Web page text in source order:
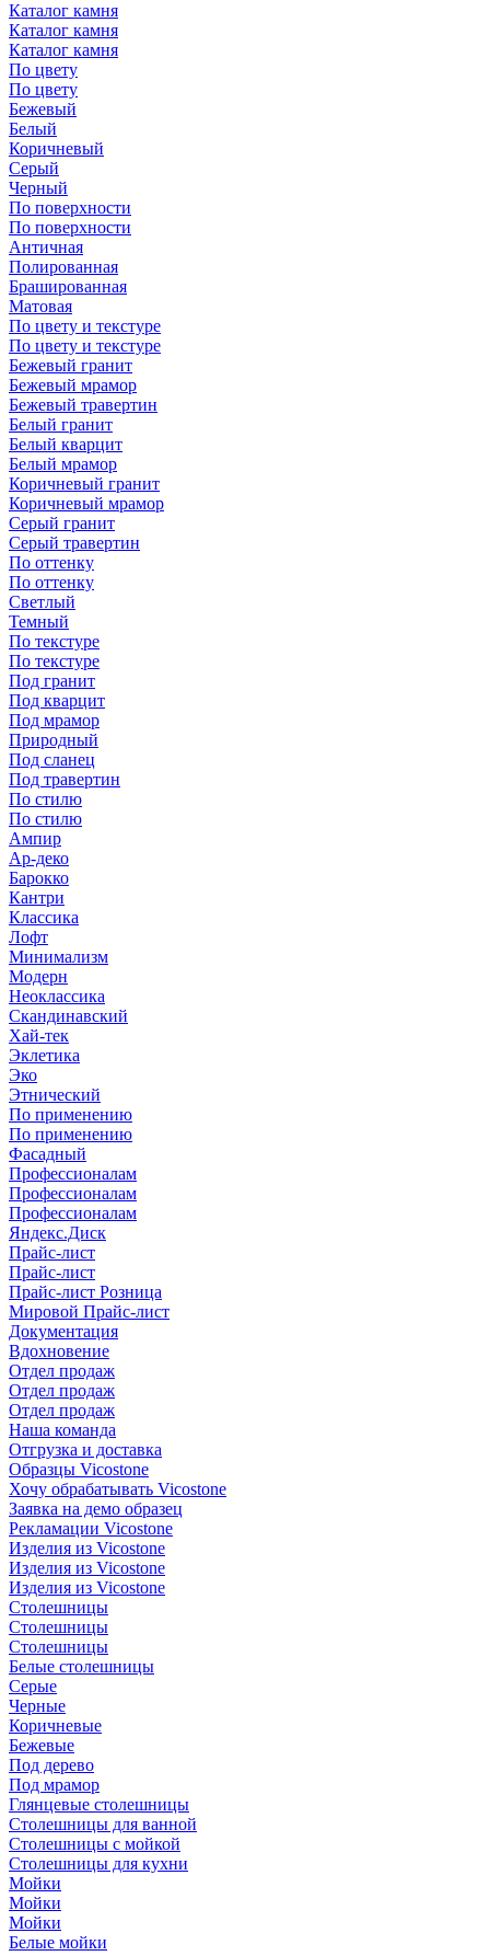
Каталог камня
Каталог камня
Каталог камня
По цвету
По цвету
Бежевый
Белый
Коричневый
Серый
Черный
По поверхности
По поверхности
Античная
Полированная
Брашированная
Матовая
По цвету и текстуре
По цвету и текстуре
Бежевый гранит
Бежевый мрамор
Бежевый травертин
Белый гранит
Белый кварцит
Белый мрамор
Коричневый гранит
Коричневый мрамор
Серый гранит
Серый травертин
По оттенку
По оттенку
Светлый
Темный
По текстуре
По текстуре
Под гранит
Под кварцит
Под мрамор
Природный
Под сланец
Под травертин
По стилю
По стилю
Ампир
Ар-деко
Барокко
Кантри
Классика
Лофт
Минимализм
Модерн
Неоклассика
Скандинавский
Хай-тек
Эклетика
Эко
Этнический
По применению
По применению
Фасадный
Профессионалам
Профессионалам
Профессионалам
Яндекс.Диск
Прайс-лист
Прайс-лист
Прайс-лист Розница
Мировой Прайс-лист
Документация
Вдохновение
Отдел продаж
Отдел продаж
Отдел продаж
Наша команда
Отгрузка и доставка
Образцы Vicostone
Хочу обрабатывать Vicostone
Заявка на демо образец
Рекламации Vicostone
Изделия из Vicostone
Изделия из Vicostone
Изделия из Vicostone
Столешницы
Столешницы
Столешницы
Белые столешницы
Серые
Черные
Коричневые
Бежевые
Под дерево
Под мрамор
Глянцевые столешницы
Столешницы для ванной
Столешницы с мойкой
Столешницы для кухни
Мойки
Мойки
Мойки
Белые мойки